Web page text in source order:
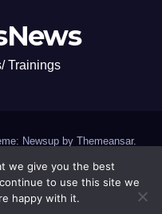
Trainings
Newsup by Themeansar.
and GRANTS
we give you the best
to use this site we
happy with it.